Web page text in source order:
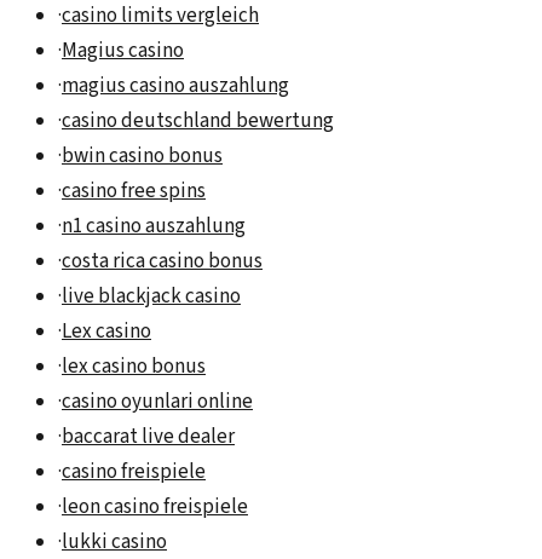
·casino limits vergleich
·Magius casino
·magius casino auszahlung
·casino deutschland bewertung
·bwin casino bonus
·casino free spins
·n1 casino auszahlung
·costa rica casino bonus
·live blackjack casino
·Lex casino
·lex casino bonus
·casino oyunlari online
·baccarat live dealer
·casino freispiele
·leon casino freispiele
·lukki casino